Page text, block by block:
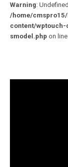
Warning:
/home/
content/
smodel.php on line